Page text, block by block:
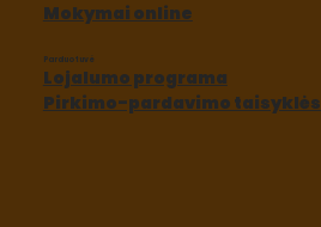
Parduotuvė
Lojalumo programa
Pirkimo-pardavimo taisyklės
Mokymai online